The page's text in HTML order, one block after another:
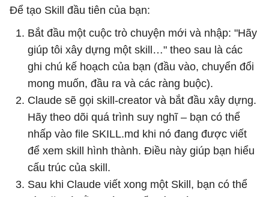
Để tạo Skill đầu tiên của bạn:
Bắt đầu một cuộc trò chuyện mới và nhập: "Hãy
giúp tôi xây dựng một skill…" theo sau là các
ghi chú kế hoạch của bạn (đầu vào, chuyển đổi
mong muốn, đầu ra và các ràng buộc).
Claude sẽ gọi skill-creator và bắt đầu xây dựng.
Hãy theo dõi quá trình suy nghĩ – bạn có thể
nhấp vào file SKILL.md khi nó đang được viết
để xem skill hình thành. Điều này giúp bạn hiểu
cấu trúc của skill.
Sau khi Claude viết xong một Skill, bạn có thể